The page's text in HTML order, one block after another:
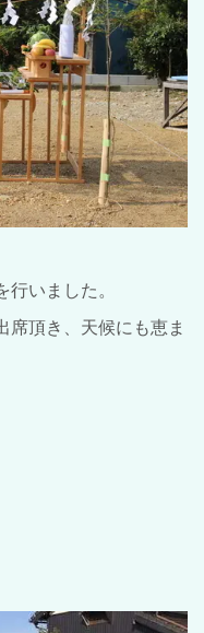
いました。
席頂き、天候にも恵ま